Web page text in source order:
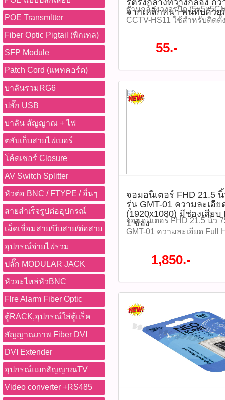
POE Transmltter
Fiber Optic Pigtail (พิกเทล)
SFP Module
Patch Cord (แพทคอร์ด)
บาลันรวมRG6
ปลั๊ก USB
บาลัน สัญญาณ + ไฟ
ตลับเก็บสายไฟเบอร์
โค้ดเชอร์ Closure
AV Switch Splitter
หัวต่อ BNC / FTYPE / อื่นๆ
สายสำเร็จรูปต่ออุปกรณ์
เม็ดเชื่อมสาย/บีบสาย/ต่อสาย
อุปกรณ์จ่ายไฟรวม
ปลั๊ก MODULAR JACK
หัวอะไหล่หัวBNC
Flre Alarm Fiber Optic
ตู้RACK,อุปกรณ์ใส่ตู้แร็ค
สัญญาณภาพ Fiber DVI
DVI Extender
อุปกรณ์แยกสัญญาณTV
Video converter +RS485
ระวัง: -หลีกเลี่ยงการถอดกา
บันทึกข้อมูล -อย่าฟอร์แมตก
-ควรตรวจสอบรุ่นกล้องว่าร
SD Card IMOU ST2-128-
จำนวน 1 ชิ้น -คู่มือการใช้ง
บางร้าน) -บรรจุในกล่อง/แพ็
IMOU tags : IMOU, Micro
ที่นี้ 065-862-4063(sale โอ๊
987-3656 (saleธิป)
2686 (sale ตี๋)
ชั่นทั้งหมด
สินค้าที่นี้ 065-862-
987-3656 (saleธิป)
จากเหล็กหนา พ่นทับด้วย
ฐานกล้องวงจรปิด
CCTV-HS11 ใช้สำหรับติด
หนา พ่นทับด้วยสีขาวครีม
โปรโมชั่นทั้งหมด
987-3656 (saleธิป)
55.-
จอมอนิเตอร์ FHD 21.5
รุ่น GMT-01 ความละเอีย
(1920x1080) มีช่องเสียบ
1 ช่อง
จอมอนิเตอร์ FHD 21.5 นิ้ว
GMT-01 ความละเอียด Full
ช่อง ราคา 1,850 บาท
Size : 21.5 Inches -Panel
Response time :5ms -
โปรโมชั่นทั้งหมด
#ติดต่อซื้อสินค้าที่นี้ 065-
@pbasupply4
987-3656 (saleธิป)
1,850.-